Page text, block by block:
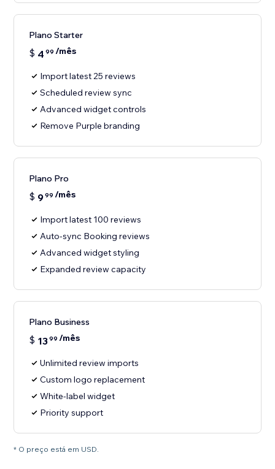
Plano Starter
$ 4 99 /mês
Import latest 25 reviews
Scheduled review sync
Advanced widget controls
Remove Purple branding
Plano Pro
$ 999 /mês
Import latest 100 reviews
Auto-sync Booking reviews
Advanced widget styling
Expanded review capacity
Plano Business
$ 1399 /mês
Unlimited review imports
Custom logo replacement
White-label widget
Priority support
* O preço está em USD.